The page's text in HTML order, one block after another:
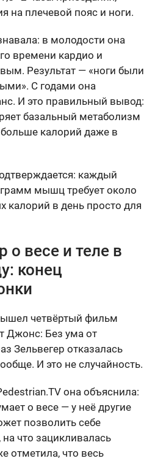
на плечевой пояс и ноги.
в молодости она
времени кардио и
Результат — «ноги были
С годами она
И это правильный вывод:
базальный метаболизм
калорий даже в
каждый
мышц требует около
калорий в день просто для
о весе и теле в
конец
четвёртый фильм
Джонс: Без ума от
Зельвегер отказалась
И это не случайность.
она объяснила:
о весе — у неё другие
позволить себе
что зацикливалась
отметила, что весь